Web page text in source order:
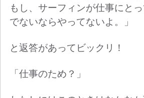
もし、サーフィンが仕事にと
でないならやってないよ。」
と返答があってビックリ！
「仕事のため？」